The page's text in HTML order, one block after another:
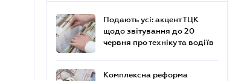
Подають усі: акцент ТЦК
щодо звітування до 20
червня про техніку та водіїв
Комплексна реформа